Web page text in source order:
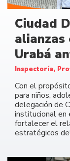
Ciudad
alianzas
Urabá
Inspectoría,
Con el
para niños,
delegación de
institucional en
fortalecer el
estratégicos